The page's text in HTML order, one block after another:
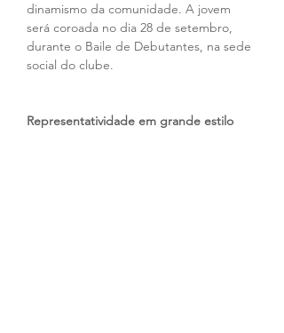
dinamismo da comunidade. A jovem
será coroada no dia 28 de setembro,
durante o Baile de Debutantes, na sede
social do clube.
Representatividade em grande estilo